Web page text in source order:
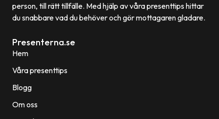
person, till rätt tillfälle. Med hjälp av våra presenttips hittar
du snabbare vad du behöver och gör mottagaren gladare.
Presenterna.se
Hem
Våra presenttips
Blogg
Om oss